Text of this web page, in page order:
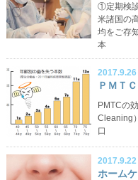
①定期検
米諸国の
均をご存
本
2017.9.26
ＰＭＴＣ
PMTCの
Cleaning
口
2017.9.22
ホーム